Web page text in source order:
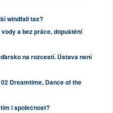
windfall tax?
a bez práce, dopuštění
na rozcestí. Ústava není
Dreamtime, Dance of the
i společnost?